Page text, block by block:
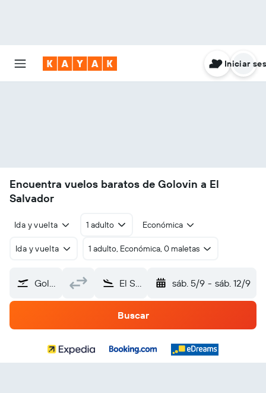
Iniciar
Encuentra vuelos baratos de Golovin a El
Salvador
Ida y vuelta 1 adulto Económica
Ida y vuelta 1 adulto, Económica, 0 maletas
Golovin (GLV) El Salvador sáb. 5/9 - sáb. 12/9
Buscar